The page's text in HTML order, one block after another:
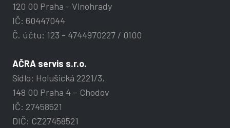
120 00 Praha - Vinohrady
IČ: 60447044
Č. účtu: 123 - 4744970227 / 0100
AČRA servis s.r.o.
Sídlo: Holušická 2221/3,
148 00 Praha 4 – Chodov
IČ: 27458521
DIČ: CZ27458521